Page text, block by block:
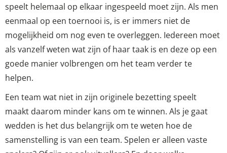
speelt helemaal op elkaar ingespeeld moet zijn. Als men
eenmaal op een toernooi is, is er immers niet de
mogelijkheid om nog even te overleggen. Iedereen moet
als vanzelf weten wat zijn of haar taak is en deze op een
goede manier volbrengen om het team verder te
helpen.
Een team wat niet in zijn originele bezetting speelt
maakt daarom minder kans om te winnen. Als je gaat
wedden is het dus belangrijk om te weten hoe de
samenstelling is van een team. Spelen er alleen vaste